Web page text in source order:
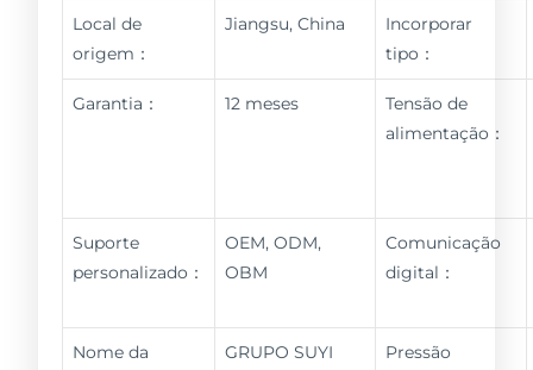
Local de
origem：
Jiangsu, China
Incorporar
tipo：
Garantia： 12 meses
Tensão de
alimentação：
Suporte
personalizado：
OEM, ODM,
OBM
Comunicação
digital：
Nome da
GRUPO SUYI
Pressão